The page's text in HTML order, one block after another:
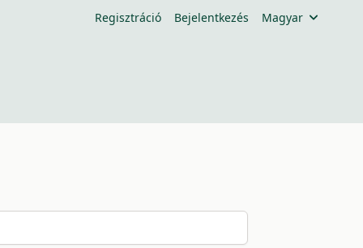
Regisztráció Bejelentkezés Magyar